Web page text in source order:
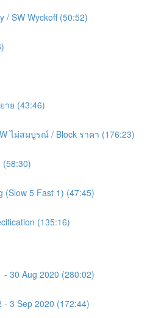
/ SW Wyckoff (50:52)
าย (43:46)
ไม่สมบูรณ์ / Block ราคา (176:23)
(58:30)
(Slow 5 Fast 1) (47:45)
(135:16)
- 30 Aug 2020 (280:02)
- 3 Sep 2020 (172:44)